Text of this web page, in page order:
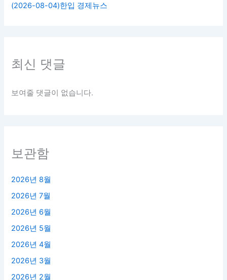
(2026-08-04)한입 경제뉴스
최신 댓글
보여줄 댓글이 없습니다.
보관함
2026년 8월
2026년 7월
2026년 6월
2026년 5월
2026년 4월
2026년 3월
2026년 2월